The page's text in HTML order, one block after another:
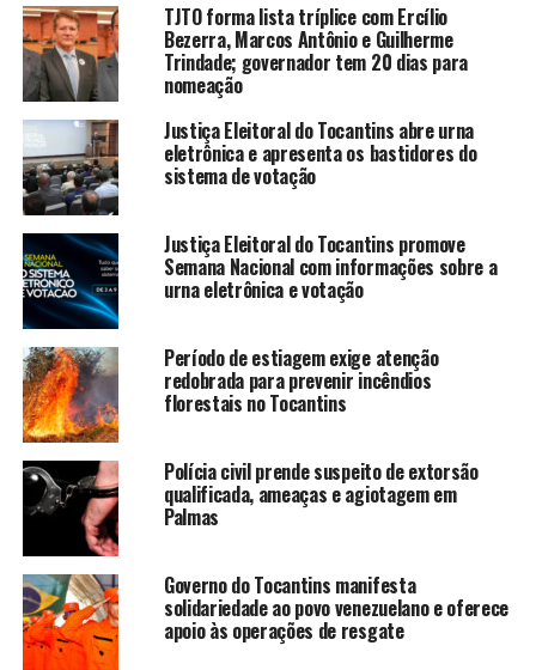
TJTO forma lista tríplice com Ercílio
Bezerra, Marcos Antônio e Guilherme
Trindade; governador tem 20 dias para
nomeação
Justiça Eleitoral do Tocantins abre urna
eletrônica e apresenta os bastidores do
sistema de votação
Justiça Eleitoral do Tocantins promove
Semana Nacional com informações sobre a
urna eletrônica e votação
Período de estiagem exige atenção
redobrada para prevenir incêndios
florestais no Tocantins
Polícia civil prende suspeito de extorsão
qualificada, ameaças e agiotagem em
Palmas
Governo do Tocantins manifesta
solidariedade ao povo venezuelano e oferece
apoio às operações de resgate